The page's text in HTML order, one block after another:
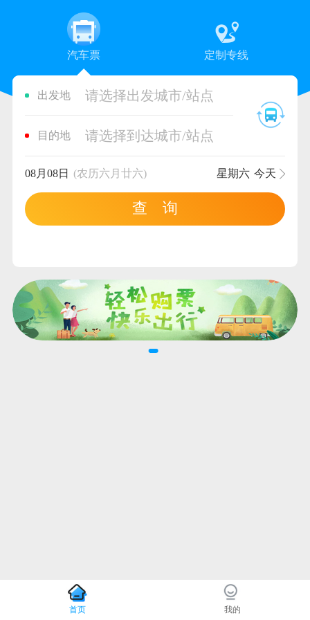
汽车票 定制专线
出发地 请选择出发城市/站点
目的地 请选择到达城市/站点
08月08日 (农历六月廿六) 星期六 今天
查 询
首页 我的